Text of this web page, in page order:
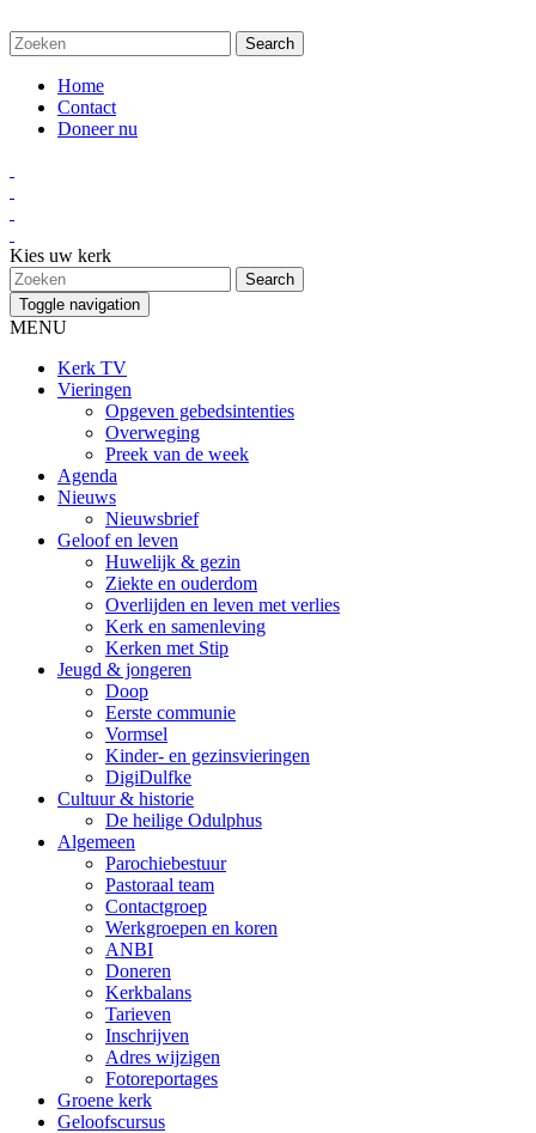
Home
Contact
Doneer nu
Kies uw kerk
Toggle navigation
MENU
Kerk TV
Vieringen
Opgeven gebedsintenties
Overweging
Preek van de week
Agenda
Nieuws
Nieuwsbrief
Geloof en leven
Huwelijk & gezin
Ziekte en ouderdom
Overlijden en leven met verlies
Kerk en samenleving
Kerken met Stip
Jeugd & jongeren
Doop
Eerste communie
Vormsel
Kinder- en gezinsvieringen
DigiDulfke
Cultuur & historie
De heilige Odulphus
Algemeen
Parochiebestuur
Pastoraal team
Contactgroep
Werkgroepen en koren
ANBI
Doneren
Kerkbalans
Tarieven
Inschrijven
Adres wijzigen
Fotoreportages
Groene kerk
Geloofscursus